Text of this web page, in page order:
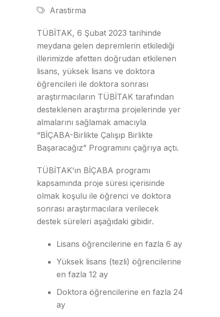
Arastirma
TÜBİTAK, 6 Şubat 2023 tarihinde
meydana gelen depremlerin etkilediği
illerimizde afetten doğrudan etkilenen
lisans, yüksek lisans ve doktora
öğrencileri ile doktora sonrası
araştırmacıların TÜBİTAK tarafından
desteklenen araştırma projelerinde yer
almalarını sağlamak amacıyla
“BİÇABA-Birlikte Çalışıp Birlikte
Başaracağız” Programını çağrıya açtı.
TÜBİTAK’ın BİÇABA programı
kapsamında proje süresi içerisinde
olmak koşulu ile öğrenci ve doktora
sonrası araştırmacılara verilecek
destek süreleri aşağıdaki gibidir.
Lisans öğrencilerine en fazla 6 ay
Yüksek lisans (tezli) öğrencilerine
en fazla 12 ay
Doktora öğrencilerine en fazla 24
ay